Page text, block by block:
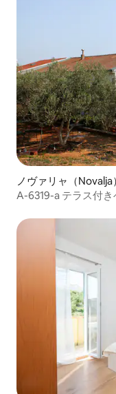
ノヴァリャ（
A-6319-a テラス付